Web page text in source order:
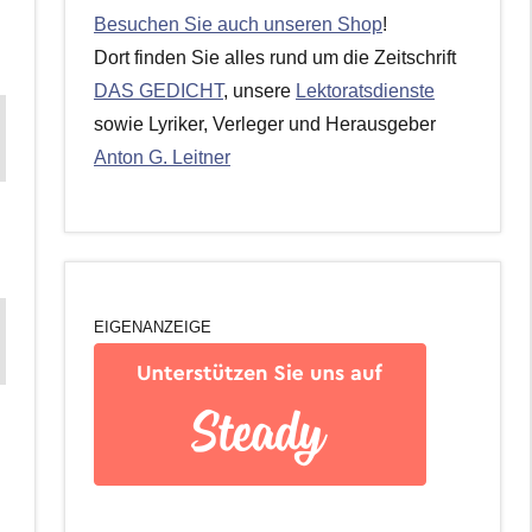
Besuchen Sie auch unseren Shop!
Dort finden Sie alles rund um die Zeitschrift
DAS GEDICHT, unsere Lektoratsdienste
sowie Lyriker, Verleger und Herausgeber
Anton G. Leitner
EIGENANZEIGE